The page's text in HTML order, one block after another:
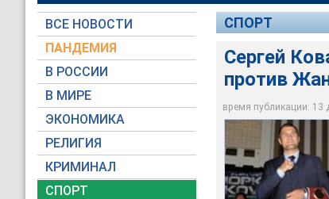
ВСЕ НОВОСТИ
ПАНДЕМИЯ
В РОССИИ
В МИРЕ
ЭКОНОМИКА
РЕЛИГИЯ
КРИМИНАЛ
СПОРТ
СПОРТ
Сергей
против
время публикации: 13
Сергей
Global Look